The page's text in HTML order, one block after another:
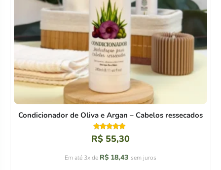
Condicionador de Oliva e Argan – Cabelos ressecados
Avaliação
4.92
R$ 55,30
Em até 3x de R$ 18,43 sem juros